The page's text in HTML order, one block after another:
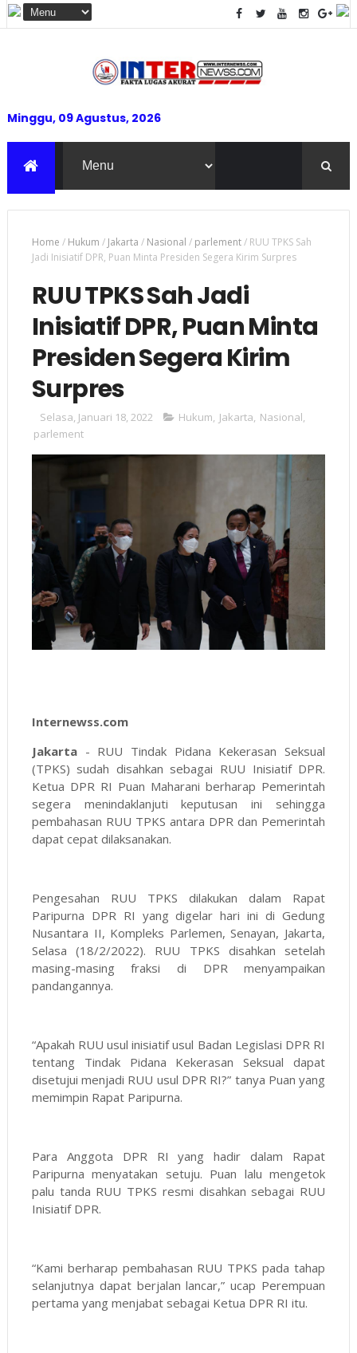
Minggu, 09 Agustus, 2026
Home / Hukum / Jakarta / Nasional / parlement/ RUU TPKS Sah
Jadi Inisiatif DPR, Puan Minta Presiden Segera Kirim Surpres
RUU TPKS Sah Jadi
Inisiatif DPR, Puan Minta
Presiden Segera Kirim
Surpres
Selasa, Januari 18, 2022 Hukum, Jakarta, Nasional,
parlement
Internewss.com
Jakarta- RUU Tindak Pidana Kekerasan Seksual
(TPKS) sudah disahkan sebagai RUU Inisiatif DPR.
Ketua DPR RI Puan Maharani berharap Pemerintah
segera menindaklanjuti keputusan ini sehingga
pembahasan RUU TPKS antara DPR dan Pemerintah
dapat cepat dilaksanakan.
Pengesahan RUU TPKS dilakukan dalam Rapat
Paripurna DPR RI yang digelar hari ini di Gedung
Nusantara II, Kompleks Parlemen, Senayan, Jakarta,
Selasa (18/2/2022). RUU TPKS disahkan setelah
masing-masing fraksi di DPR menyampaikan
pandangannya.
“Apakah RUU usul inisiatif usul Badan Legislasi DPR RI
tentang Tindak Pidana Kekerasan Seksual dapat
disetujui menjadi RUU usul DPR RI?” tanya Puan yang
memimpin Rapat Paripurna.
Para Anggota DPR RI yang hadir dalam Rapat
Paripurna menyatakan setuju. Puan lalu mengetok
palu tanda RUU TPKS resmi disahkan sebagai RUU
Inisiatif DPR.
“Kami berharap pembahasan RUU TPKS pada tahap
selanjutnya dapat berjalan lancar,” ucap Perempuan
pertama yang menjabat sebagai Ketua DPR RI itu.